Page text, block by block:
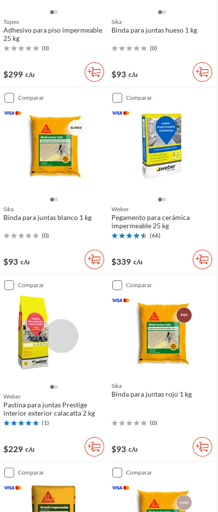
Topex
Adhesivo para piso impermeable
25 kg
(0)
$299 c/u
Sika
Binda para juntas hueso 1 kg
(0)
$93 c/u
comparar
Sika
Binda para juntas blanco 1 kg
(0)
$93 c/u
comparar
Weber
Pegamento para cerámica
impermeable 25 kg
(66)
$339 c/u
comparar
Weber
Pastina para juntas Prestige
interior exterior calacatta 2 kg
(1)
$229 c/u
comparar
Sika
Binda para juntas rojo 1 kg
(0)
$93 c/u
comparar comparar